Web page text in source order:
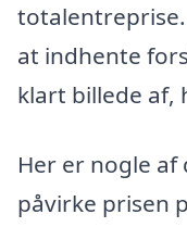
at indhente
klart billede af,
Her er nogle
påvirke prisen